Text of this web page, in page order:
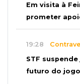
Em visita à
prometer
19:28
STF
futuro do